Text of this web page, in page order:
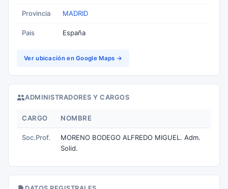
Provincia MADRID
Pais España
Ver ubicación en Google Maps →
ADMINISTRADORES Y CARGOS
CARGO NOMBRE
Soc.Prof.
MORENO BODEGO ALFREDO MIGUEL. Adm.
Solid.